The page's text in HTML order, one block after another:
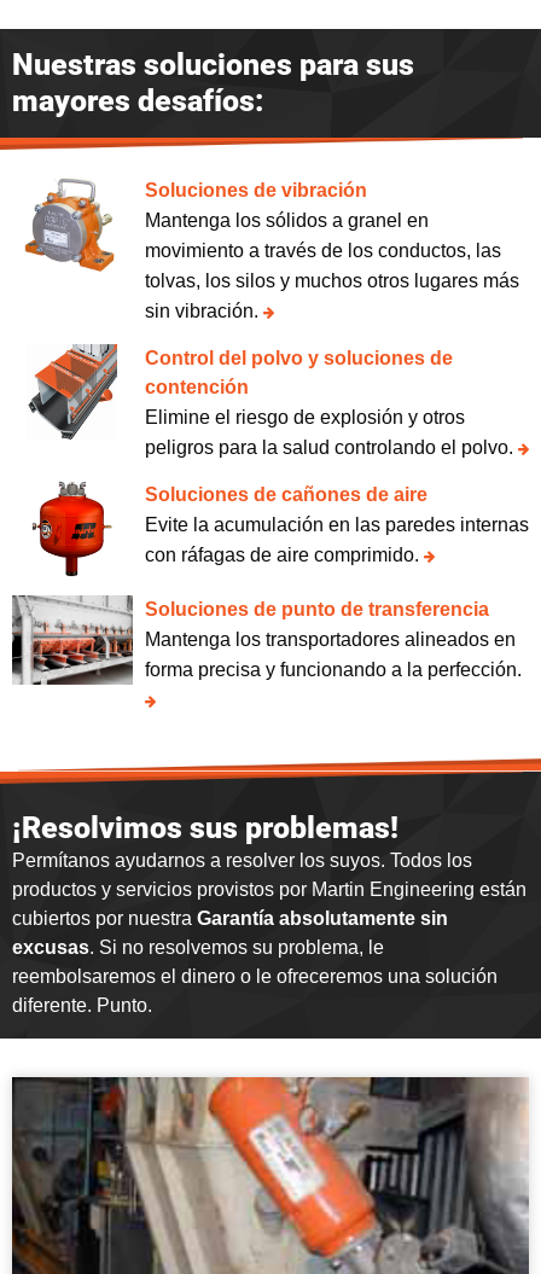
Nuestras soluciones para sus
mayores desafíos:
Soluciones de vibración
Mantenga los sólidos a granel en
movimiento a través de los conductos, las
tolvas, los silos y muchos otros lugares más
sin vibración.
Control del polvo y soluciones de
contención
Elimine el riesgo de explosión y otros
peligros para la salud controlando el polvo.
Soluciones de cañones de aire
Evite la acumulación en las paredes internas
con ráfagas de aire comprimido.
Soluciones de punto de transferencia
Mantenga los transportadores alineados en
forma precisa y funcionando a la perfección.
¡Resolvimos sus problemas!
Permítanos ayudarnos a resolver los suyos. Todos los
productos y servicios provistos por Martin Engineering están
cubiertos por nuestra Garantía absolutamente sin
excusas. Si no resolvemos su problema, le
reembolsaremos el dinero o le ofreceremos una solución
diferente. Punto.